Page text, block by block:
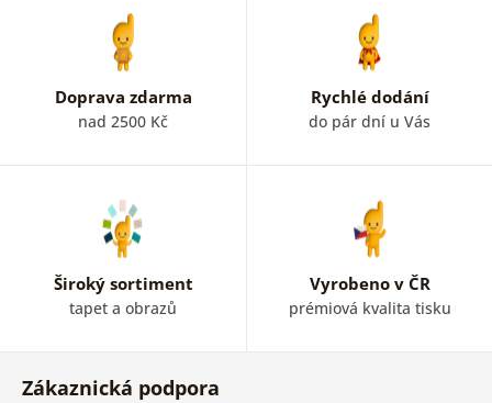
Doprava zdarma
nad 2500 Kč
Rychlé dodání
do pár dní u Vás
Široký sortiment
tapet a obrazů
Vyrobeno v ČR
prémiová kvalita tisku
Zákaznická podpora